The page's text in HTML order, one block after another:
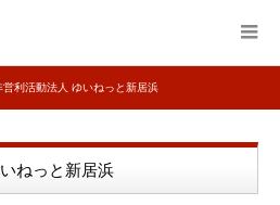
営利活動法人 ゆいねっと新居浜
ねっと新居浜